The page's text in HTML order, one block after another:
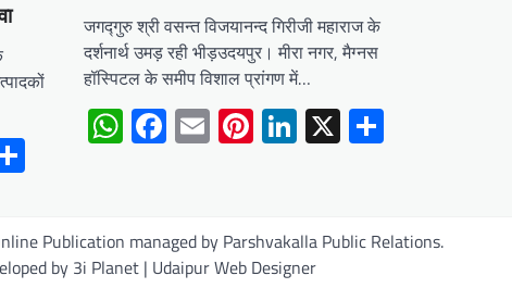
Share
जगद्गुरु श्री वसन्त विजयानन्द गिरीजी महाराज के
दर्शनार्थ उमड़ रही भीड़उदयपुर। मीरा नगर, मैग्नस
हॉस्पिटल के समीप विशाल प्रांगण में…
WhatsApp
Facebook
EmailPinterest
LinkedIn
X Share
Publication managed by Parshvakalla Public Relations.
by 3i Planet | Udaipur Web Designer